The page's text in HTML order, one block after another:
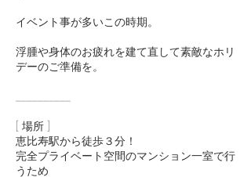
イベント事が多いこの時期。
浮腫や身体のお疲れを建て直して素敵なホリ
デーのご準備を。
[ 場所 ]
恵比寿駅から徒歩３分！
​完全プライベート空間のマンション一室で行
うため